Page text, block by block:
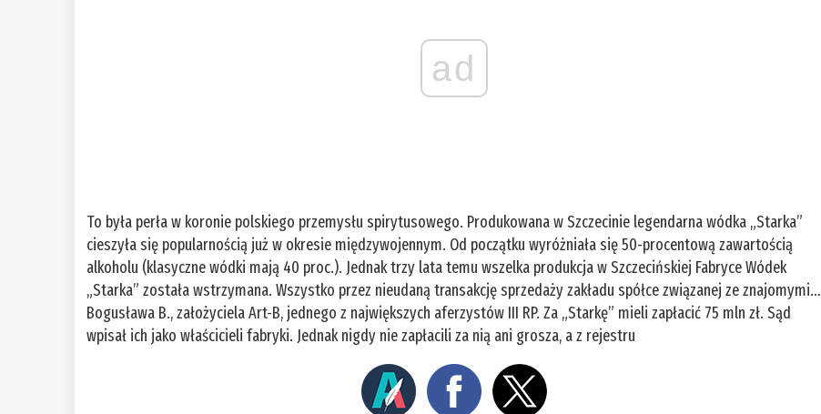
ad
To była perła w koronie polskiego przemysłu spirytusowego. Produkowana w Szczecinie legendarna wódka „Starka”
cieszyła się popularnością już w okresie międzywojennym. Od początku wyróżniała się 50-procentową zawartością
alkoholu (klasyczne wódki mają 40 proc.). Jednak trzy lata temu wszelka produkcja w Szczecińskiej Fabryce Wódek
„Starka” została wstrzymana. Wszystko przez nieudaną transakcję sprzedaży zakładu spółce związanej ze znajomymi…
Bogusława B., założyciela Art-B, jednego z największych aferzystów III RP. Za „Starkę” mieli zapłacić 75 mln zł. Sąd
wpisał ich jako właścicieli fabryki. Jednak nigdy nie zapłacili za nią ani grosza, a z rejestru